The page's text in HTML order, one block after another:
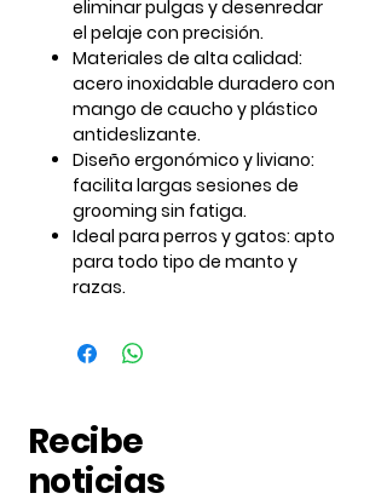
eliminar pulgas y desenredar
el pelaje con precisión.
Materiales de alta calidad:
acero inoxidable duradero con
mango de caucho y plástico
antideslizante.
Diseño ergonómico y liviano:
facilita largas sesiones de
grooming sin fatiga.
Ideal para perros y gatos: apto
para todo tipo de manto y
razas.
Recibe
noticias